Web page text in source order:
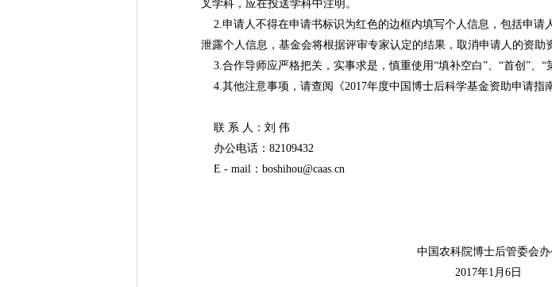
叉学科，应在投送学科中注明。
2.申请人不得在申请书标识为红色的边框内填写个人信息，包括申请
泄露个人信息，基金会将根据评审专家认定的结果，取消申请人的资助
3.合作导师应严格把关，实事求是，慎重使用“填补空白”、“首创”、“
4.其他注意事项，请查阅《2017年度中国博士后科学基金资助申请指
联 系 人：刘 伟
办公电话：82109432
E - mail：boshihou@caas.cn
中国农科院博士后管委会办公
2017年1月6日